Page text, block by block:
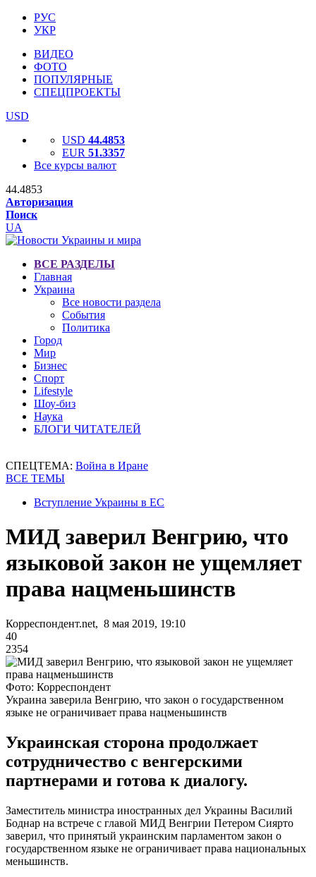
РУС
УКР
ВИДЕО
ФОТО
ПОПУЛЯРНЫЕ
СПЕЦПРОЕКТЫ
USD
USD 44.4853
EUR 51.3357
Все курсы валют
44.4853
Авторизация
Поиск
UA
ВСЕ РАЗДЕЛЫ
Главная
Украина
Все новости раздела
События
Политика
Город
Мир
Бизнес
Спорт
Lifestyle
Шоу-биз
Наука
БЛОГИ ЧИТАТЕЛЕЙ
СПЕЦТЕМА: Война в Иране
ВСЕ ТЕМЫ
Вступление Украины в ЕС
МИД заверил Венгрию, что
языковой закон не ущемляет
права нацменьшинств
Корреспондент.net, 8 мая 2019, 19:10
40
2354
Фото: Корреспондент
Украина заверила Венгрию, что закон о государственном
языке не ограничивает права нацменьшинств
Украинская сторона продолжает
сотрудничество с венгерскими
партнерами и готова к диалогу.
Заместитель министра иностранных дел Украины Василий
Боднар на встрече с главой МИД Венгрии Петером Сиярто
заверил, что принятый украинским парламентом закон о
государственном языке не ограничивает права национальных
меньшинств.